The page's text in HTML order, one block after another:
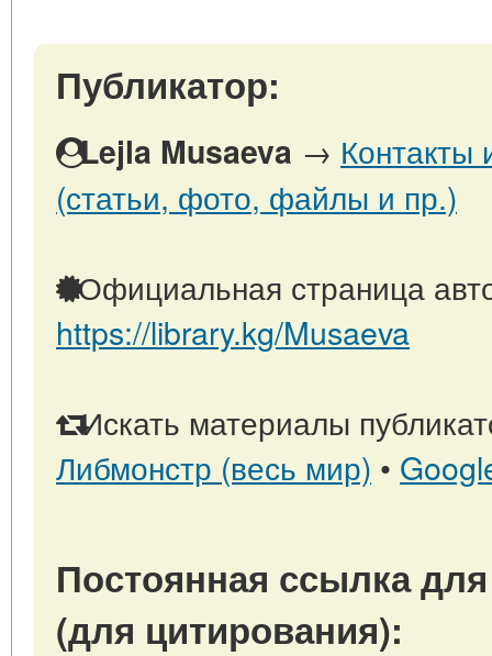
Публикатор:
Lejla Musaeva → Контакты
(статьи, фото, файлы и пр.)
Официальная страница
https://library.kg/Musaeva
Искать материалы
Либмонстр (весь мир) •
Постоянная ссылка
(для цитирования):